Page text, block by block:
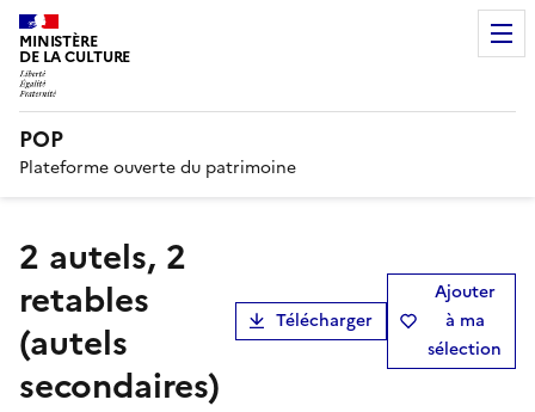
MINISTÈRE
DE LA CULTURE
POP
Plateforme ouverte du patrimoine
2 autels, 2
retables
(autels
secondaires)
Télécharger
Ajouter
à ma
sélection